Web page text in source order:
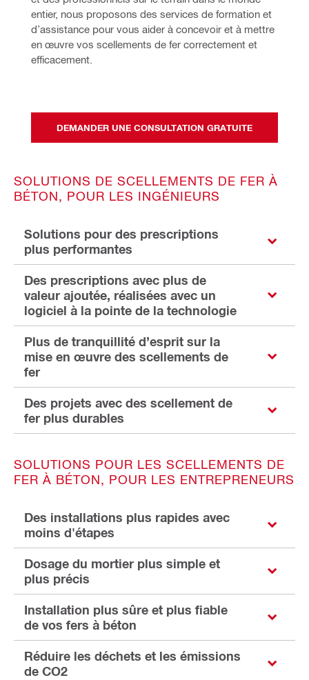
entier, nous proposons des services de formation et
d’assistance pour vous aider à concevoir et à mettre
en œuvre vos scellements de fer correctement et
efficacement.
DEMANDER UNE CONSULTATION GRATUITE
SOLUTIONS DE SCELLEMENTS DE FER À
BÉTON, POUR LES INGÉNIEURS
Solutions pour des prescriptions
plus performantes
Des prescriptions avec plus de
valeur ajoutée, réalisées avec un
logiciel à la pointe de la technologie
Plus de tranquillité d’esprit sur la
mise en œuvre des scellements de
fer
Des projets avec des scellement de
fer plus durables
SOLUTIONS POUR LES SCELLEMENTS DE
FER À BÉTON, POUR LES ENTREPRENEURS
Des installations plus rapides avec
moins d'étapes
Dosage du mortier plus simple et
plus précis
Installation plus sûre et plus fiable
de vos fers à béton
Réduire les déchets et les émissions
de CO2